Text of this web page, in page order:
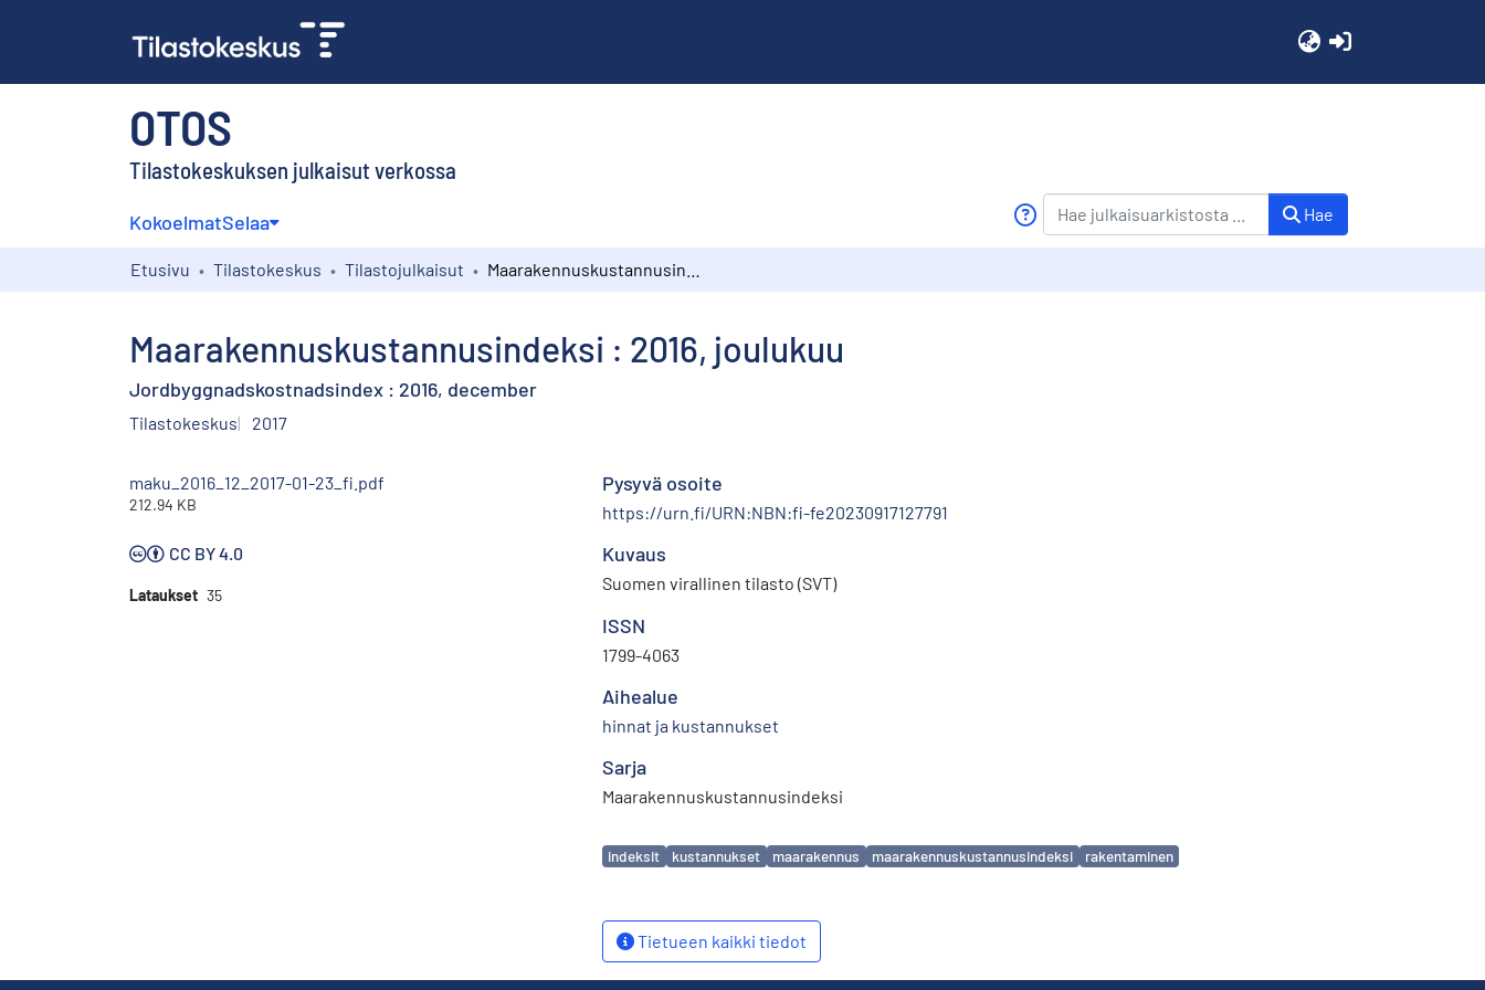
OTOS
Tilastokeskuksen julkaisut verkossa
KokoelmatSelaa Hae
Etusivu Tilastokeskus Tilastojulkaisut
Maarakennuskustannusindeksi : 2016, joulukuu
Jordbyggnadskostnadsindex : 2016, december
Tilastokeskus 2017
maku_2016_12_2017-01-23_fi.pdf
212.94 KB
CC BY 4.0
Lataukset 35
Pysyvä osoite
https://urn.fi/URN:NBN:fi-fe20230917127791
Kuvaus
Suomen virallinen tilasto (SVT)
ISSN
1799-4063
Aihealue
hinnat ja kustannukset
Sarja
Maarakennuskustannusindeksi
Avainsanat
indeksit kustannukset maarakennus maarakennuskustannusindeksi rakentaminen
Tietueen kaikki tiedot